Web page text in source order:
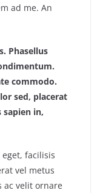
ad me. An
Phasellus
commodo.
sed, placerat
sapien in,
facilisis
vel metus
ac velit ornare